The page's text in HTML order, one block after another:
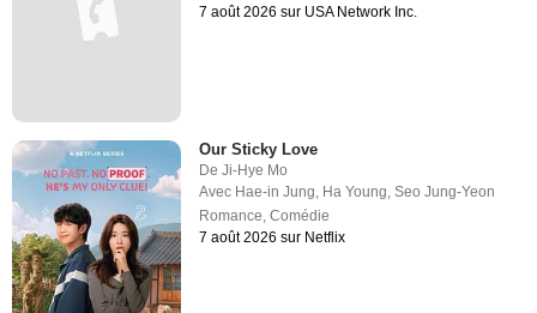
7 août 2026 sur USA Network Inc.
Our Sticky Love
DeJi-Hye Mo
Avec Hae-in Jung, Ha Young,Seo Jung-Yeon
Romance,Comédie
7 août 2026 sur Netflix